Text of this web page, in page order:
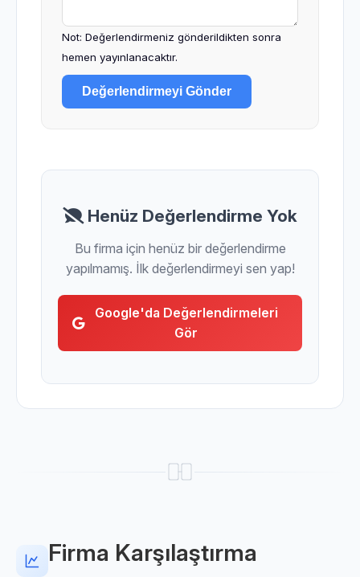
Not: Değerlendirmeniz gönderildikten sonra
hemen yayınlanacaktır.
Değerlendirmeyi Gönder
Henüz Değerlendirme Yok
Bu firma için henüz bir değerlendirme
yapılmamış. İlk değerlendirmeyi sen yap!
Google'da Değerlendirmeleri
Gör
Firma Karşılaştırma